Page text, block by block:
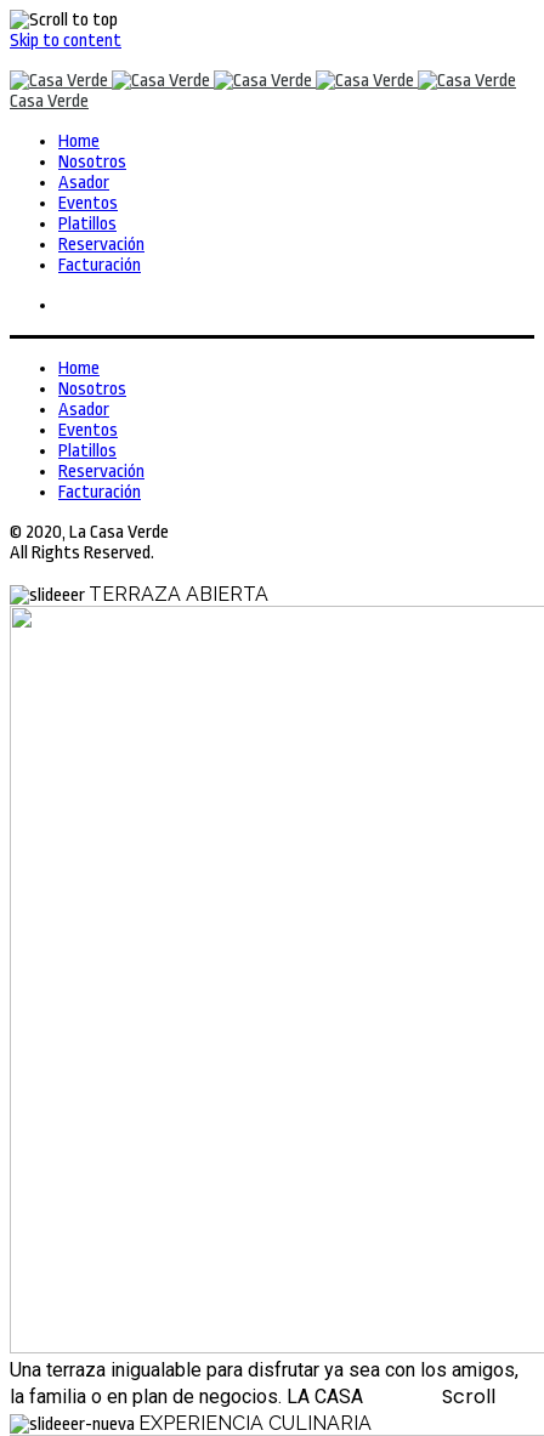
Skip to content
Casa Verde
Home
Nosotros
Asador
Eventos
Platillos
Reservación
Facturación
Home
Nosotros
Asador
Eventos
Platillos
Reservación
Facturación
© 2020, La Casa Verde
All Rights Reserved.
TERRAZA ABIERTA
Una terraza inigualable para disfrutar ya sea con los amigos,
la familia o en plan de negocios. LA CASA Scroll
EXPERIENCIA CULINARIA